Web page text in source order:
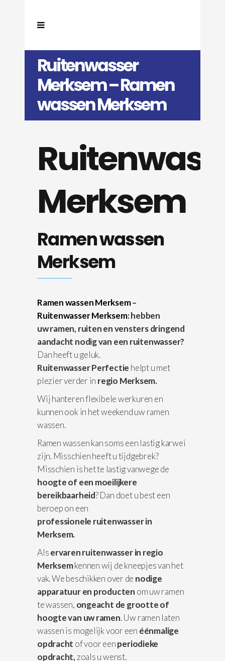
Ruitenwasser
Merksem – Ramen
wassen Merksem
Merksem
Ramen wassen
Merksem
Ramen wassen Merksem–
Ruitenwasser Merksem: hebben
uw ramen, ruiten en vensters dringend
aandacht nodig van een ruitenwasser?
Dan heeft u geluk.
Ruitenwasser Perfectie helpt u met
plezier verder in regio Merksem.
Wij hanteren flexibele werkuren en
kunnen ook in het weekend uw ramen
wassen.
Ramen wassen kan soms een lastig karwei
zijn. Misschien heeft u tijdgebrek?
Misschien is het te lastig vanwege de
hoogte of een moeilijkere
bereikbaarheid? Dan doet u best een
beroep on een
professionele ruitenwasser in
Merksem.
Alservaren ruitenwasser in regio
Merksemkennen wij de kneepjes van het
vak. We beschikken over de nodige
apparatuuren producten om uw ramen
te wassen, ongeacht de grootte of
hoogte van uw ramen. Uw ramen laten
wassen is mogelijk voor een éénmalige
opdracht of voor eenperiodieke
opdracht, zoals u wenst.